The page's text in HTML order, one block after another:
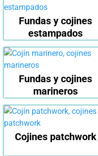
Fundas y cojines
estampados
Fundas y cojines
marineros
Cojines patchwork